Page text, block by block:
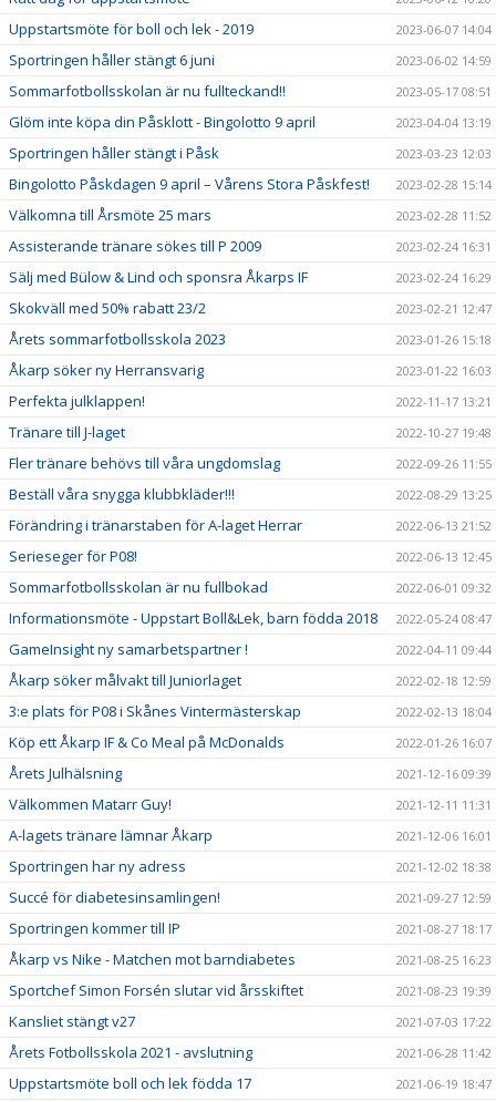
Uppstartsmöte för boll och lek - 2019 2023-06-07 14:04
Sportringen håller stängt 6 juni 2023-06-02 14:59
Sommarfotbollsskolan är nu fullteckand!! 2023-05-17 08:51
Glöm inte köpa din Påsklott - Bingolotto 9 april 2023-04-04 13:19
Sportringen håller stängt i Påsk 2023-03-23 12:03
Bingolotto Påskdagen 9 april – Vårens Stora Påskfest! 2023-02-28 15:14
Välkomna till Årsmöte 25 mars 2023-02-28 11:52
Assisterande tränare sökes till P 2009 2023-02-24 16:31
Sälj med Bülow & Lind och sponsra Åkarps IF 2023-02-24 16:29
Skokväll med 50% rabatt 23/2 2023-02-21 12:47
Årets sommarfotbollsskola 2023 2023-01-26 15:18
Åkarp söker ny Herransvarig 2023-01-22 16:03
Perfekta julklappen! 2022-11-17 13:21
Tränare till J-laget 2022-10-27 19:48
Fler tränare behövs till våra ungdomslag 2022-09-26 11:55
Beställ våra snygga klubbkläder!!! 2022-08-29 13:25
Förändring i tränarstaben för A-laget Herrar 2022-06-13 21:52
Serieseger för P08! 2022-06-13 12:45
Sommarfotbollsskolan är nu fullbokad 2022-06-01 09:32
Informationsmöte - Uppstart Boll&Lek, barn födda 2018 2022-05-24 08:47
GameInsight ny samarbetspartner ! 2022-04-11 09:44
Åkarp söker målvakt till Juniorlaget 2022-02-18 12:59
3:e plats för P08 i Skånes Vintermästerskap 2022-02-13 18:04
Köp ett Åkarp IF & Co Meal på McDonalds 2022-01-26 16:07
Årets Julhälsning 2021-12-16 09:39
Välkommen Matarr Guy! 2021-12-11 11:31
A-lagets tränare lämnar Åkarp 2021-12-06 16:01
Sportringen har ny adress 2021-12-02 18:38
Succé för diabetesinsamlingen! 2021-09-27 12:59
Sportringen kommer till IP 2021-08-27 18:17
Åkarp vs Nike - Matchen mot barndiabetes 2021-08-25 16:23
Sportchef Simon Forsén slutar vid årsskiftet 2021-08-23 19:39
Kansliet stängt v27 2021-07-03 17:22
Årets Fotbollsskola 2021 - avslutning 2021-06-28 11:42
Uppstartsmöte boll och lek födda 17 2021-06-19 18:47